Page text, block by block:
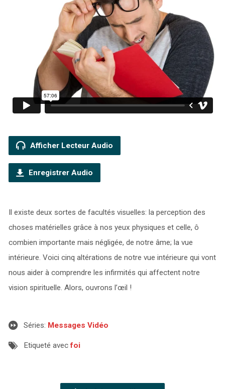
Afficher Lecteur Audio
Enregistrer Audio
Il existe deux sortes de facultés visuelles: la perception des
choses matérielles grâce à nos yeux physiques et celle, ô
combien importante mais négligée, de notre âme; la vue
intérieure. Voici cinq altérations de notre vue intérieure qui vont
nous aider à comprendre les infirmités qui affectent notre
vision spirituelle. Alors, ouvrons l’œil !
Séries: Messages Vidéo
Etiqueté avecfoi